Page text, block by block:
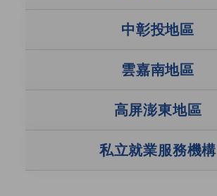
中彰投地區
雲嘉南地區
高屏澎東地區
私立就業服務機構